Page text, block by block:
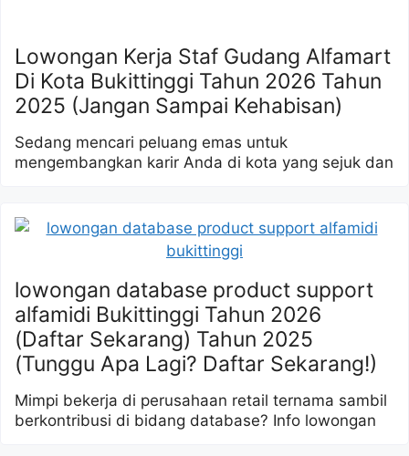
Lowongan Kerja Staf Gudang Alfamart
Di Kota Bukittinggi Tahun 2026 Tahun
2025 (Jangan Sampai Kehabisan)
Sedang mencari peluang emas untuk
mengembangkan karir Anda di kota yang sejuk dan
lowongan database product support
alfamidi Bukittinggi Tahun 2026
(Daftar Sekarang) Tahun 2025
(Tunggu Apa Lagi? Daftar Sekarang!)
Mimpi bekerja di perusahaan retail ternama sambil
berkontribusi di bidang database? Info lowongan